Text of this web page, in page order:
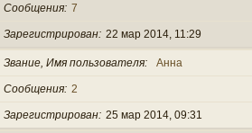
Сообщения 7
Зарегистрирован 22 мар 2014, 11:29
Звание, Имя пользователя Анна
Сообщения 2
Зарегистрирован 25 мар 2014, 09:31